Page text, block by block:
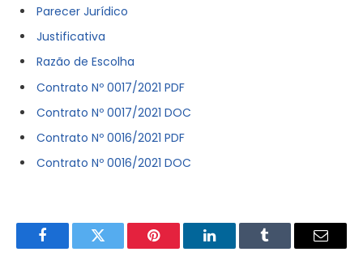
Parecer Jurídico
Justificativa
Razão de Escolha
Contrato Nº 0017/2021 PDF
Contrato Nº 0017/2021 DOC
Contrato Nº 0016/2021 PDF
Contrato Nº 0016/2021 DOC
FacebookTwitter Pinterest LinkedInTumblr
E-